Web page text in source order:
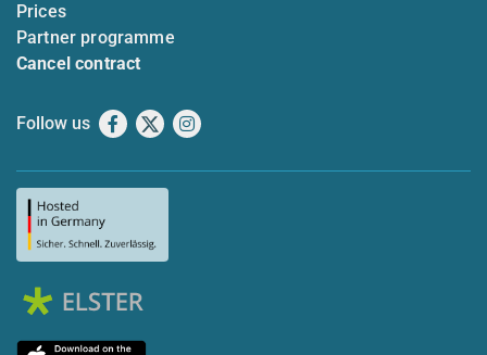
Prices
Partner programme
Cancel contract
Follow us Facebook
X Instagram